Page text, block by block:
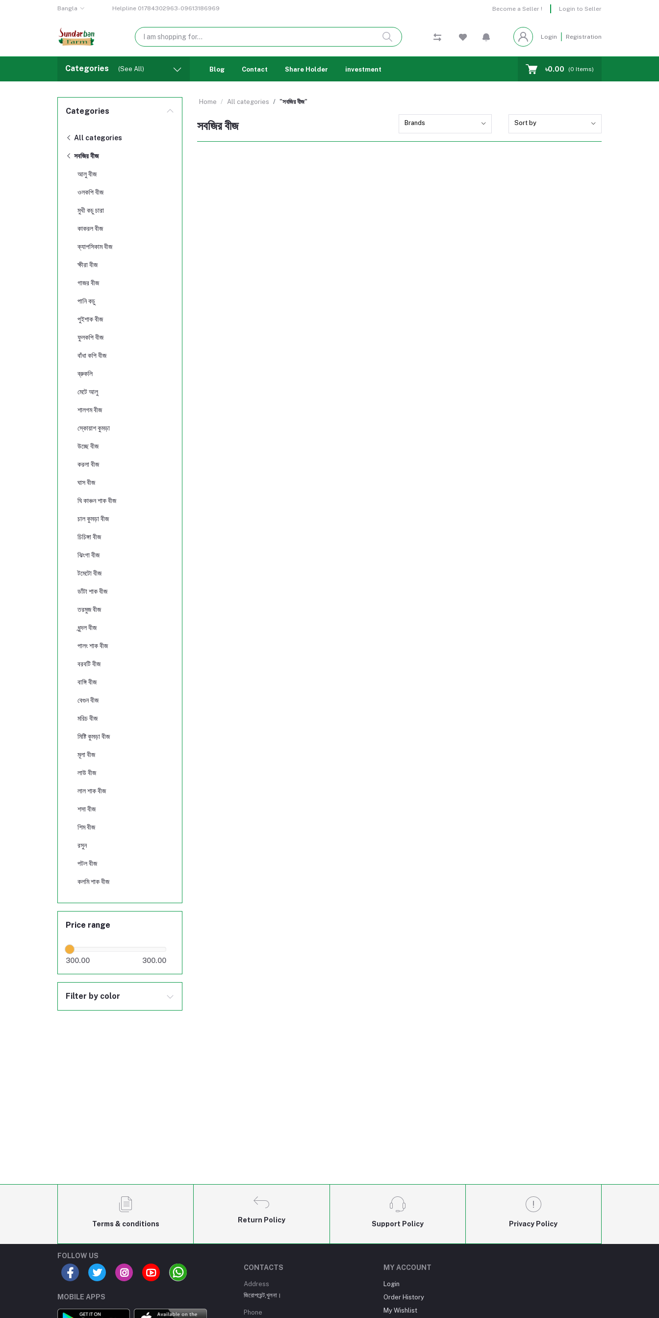
Bangla Helpline 01784302963-09613186969 Become a Seller ! Login to Seller
Login Registration
Categories (See All) Blog Contact Share Holder investment ৳0.00 (0 Items)
Categories
All categories
সবজির বীজ
আলু বীজ
ওলকপি বীজ
মুখী কচু চারা
কাকরল বীজ
ক্যাপসিকাম বীজ
ক্ষীরা বীজ
গাজর বীজ
পানি কচু
পুইশাক বীজ
ফুলকপি বীজ
বাঁধা কপি বীজ
ব্রুকলি
মেটে আলু
শালগম বীজ
স্কোয়াশ কুমড়া
উচ্ছে বীজ
করলা বীজ
ঘাস বীজ
ঘি কাঞ্চন শাক বীজ
চাল কুমড়া বীজ
চিচিঙ্গা বীজ
ঝিংগা বীজ
টমেটো বীজ
ডাঁটা শাক বীজ
তরমুজ বীজ
ধুন্দল বীজ
পালং শাক বীজ
বরবটি বীজ
বাঙ্গি বীজ
বেগুন বীজ
মরিচ বীজ
মিষ্টি কুমড়া বীজ
মূলা বীজ
লাউ বীজ
লাল শাক বীজ
শসা বীজ
শিম বীজ
রসুন
পটল বীজ
কলমি শাক বীজ
Price range
300.00 300.00
Filter by color
Home All categories "সবজির বীজ"
সবজির বীজ Brands Sort by
Terms & conditions
Return Policy
Support Policy Privacy Policy
FOLLOW US
MOBILE APPS
CONTACTS
Address
জিরোপয়েন্ট,খুলনা।
Phone
MY ACCOUNT
Login
Order History
My Wishlist